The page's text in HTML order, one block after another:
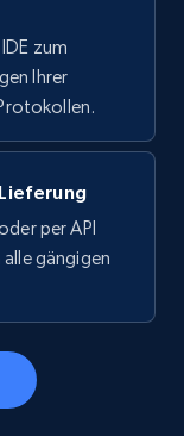
testen
Is
testen
zum
Ihrer
per API
gängigen